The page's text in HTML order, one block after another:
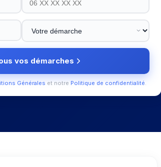
vos démarches
Générales et notre Politique de confidentialité.